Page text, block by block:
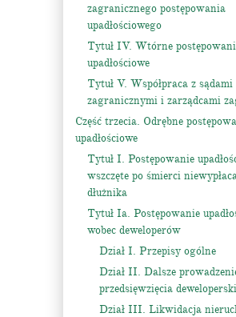
zagranicznego postępowania
upadłościowego
Tytuł IV. Wtórne
upadłościowe
Tytuł V. Współpraca z sądami
zagranicznymi i zarządcami
Część trzecia. Odrębne
upadłościowe
Tytuł I. Postępowanie
wszczęte po śmierci
dłużnika
Tytuł Ia. Postępowanie
wobec deweloperów
Dział I. Przepisy ogólne
Dział II. Dalsze
przedsięwzięcia
Dział III. Likwidacja